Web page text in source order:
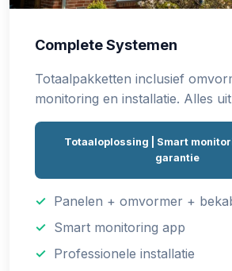
Complete Systemen
Totaalpakketten inclusief
monitoring en installatie. Alles
Totaaloplossing | Smart
garantie
Panelen + omvormer +
Smart monitoring app
Professionele installatie